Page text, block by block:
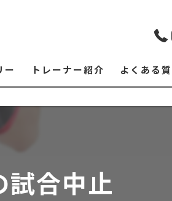
ー トレーナー紹介 よくある
試合中止